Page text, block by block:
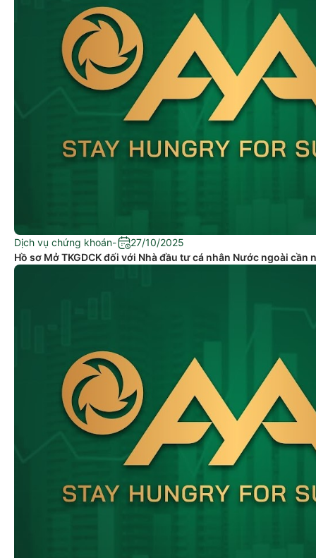
Dịch vụ chứng khoán-
27/10/2025
Hồ sơ Mở TKGDCK đối với Nhà đầu tư cá nhân Nước ngoài cần